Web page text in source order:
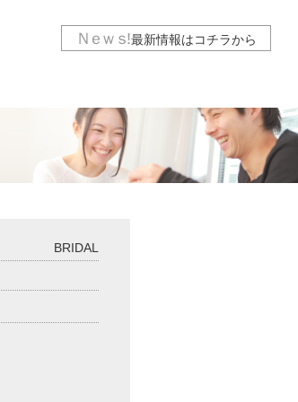
Ｎｅｗｓ!最新情報はコチラから
BRIDAL